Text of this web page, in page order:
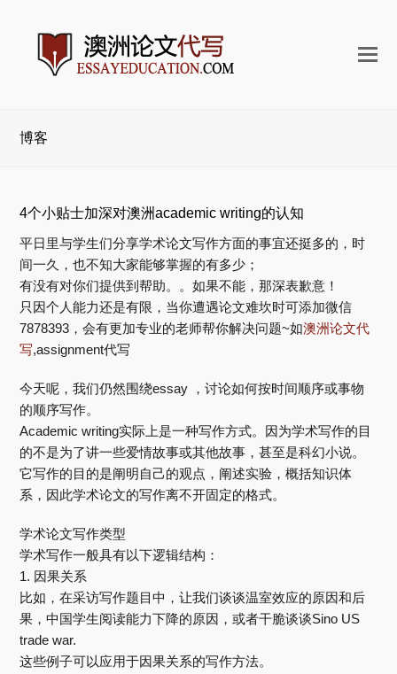
打
博客
4个小贴士加深对澳洲academic writing的认知
平日里与学生们分享学术论文写作方面的事宜还挺多的，时
间一久，也不知大家能够掌握的有多少；
有没有对你们提供到帮助。。如果不能，那深表歉意！
只因个人能力还是有限，当你遭遇论文难坎时可添加微信
7878393，会有更加专业的老师帮你解决问题~如澳洲论文代
写,assignment代写
今天呢，我们仍然围绕essay ，讨论如何按时间顺序或事物
的顺序写作。
Academic writing实际上是一种写作方式。因为学术写作的目
的不是为了讲一些爱情故事或其他故事，甚至是科幻小说。
它写作的目的是阐明自己的观点，阐述实验，概括知识体
系，因此学术论文的写作离不开固定的格式。
学术论文写作类型
学术写作一般具有以下逻辑结构：
1. 因果关系
比如，在采访写作题目中，让我们谈谈温室效应的原因和后
果，中国学生阅读能力下降的原因，或者干脆谈谈Sino US
trade war.
这些例子可以应用于因果关系的写作方法。